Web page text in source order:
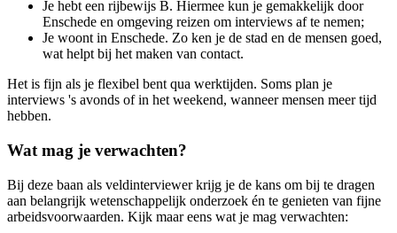
Je hebt een rijbewijs B. Hiermee kun je gemakkelijk door
Enschede en omgeving reizen om interviews af te nemen;
Je woont in Enschede. Zo ken je de stad en de mensen goed,
wat helpt bij het maken van contact.
Het is fijn als je flexibel bent qua werktijden. Soms plan je
interviews 's avonds of in het weekend, wanneer mensen meer tijd
hebben.
Wat mag je verwachten?
Bij deze baan als veldinterviewer krijg je de kans om bij te dragen
aan belangrijk wetenschappelijk onderzoek én te genieten van fijne
arbeidsvoorwaarden. Kijk maar eens wat je mag verwachten: